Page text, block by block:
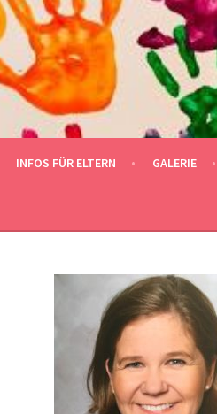
INFOS FÜR ELTERN GALERIE